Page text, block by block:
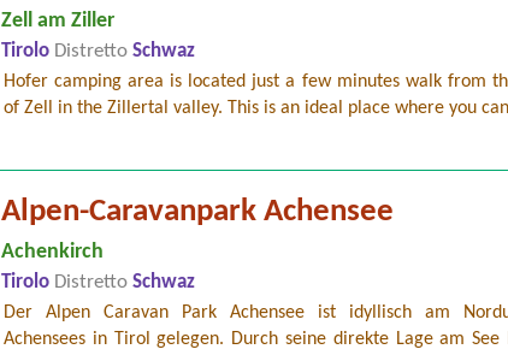
Zell am Ziller
Tirolo Distretto Schwaz
Hofer camping area is located just a few minutes walk from
of Zell in the Zillertal valley. This is an ideal place where you
Alpen-Caravanpark Achensee
Achenkirch
Tirolo Distretto Schwaz
Der Alpen Caravan Park Achensee ist idyllisch am
Achensees in Tirol gelegen. Durch seine direkte Lage am See